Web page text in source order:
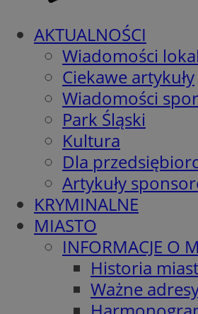
AKTUALNOŚCI
Wiadomości
Ciekawe artykuły
Wiadomości
Park Śląski
Kultura
Dla
Artykuły
KRYMINALNE
MIASTO
INFORMACJE O
Historia
Ważne